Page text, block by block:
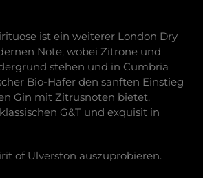
ist ein weiterer London Dry
Note, wobei Zitrone und
stehen und in Cumbria
Bio-Hafer den sanften Einstieg
Gin mit Zitrusnoten bietet.
G&T und exquisit in
of Ulverston auszuprobieren.